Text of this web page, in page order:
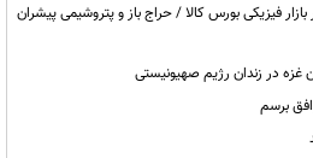
تن کالا در بازار فیزیکی بورس کالا / حراج باز و پتروشیمی پیشران
غزه در زندان رژیم صهیونیستی
برسم